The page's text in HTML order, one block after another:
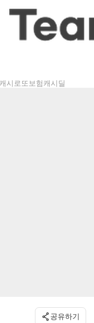
캐시로또보험캐시딜
공유하기